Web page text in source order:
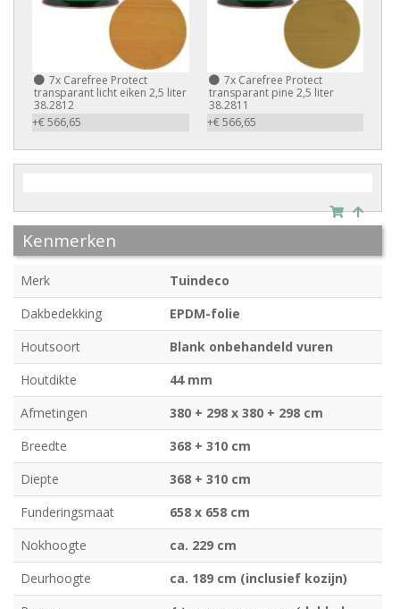
7x Carefree Protect
transparant licht eiken 2,5 liter
38.2812
+€ 566,65
7xCarefree Protect
transparant pine 2,5 liter
38.2811
+€ 566,65
Kenmerken
Merk
Tuindeco
Dakbedekking
EPDM-folie
Houtsoort
Blank onbehandeld vuren
Houtdikte
44 mm
Afmetingen
380 + 298 x 380 + 298 cm
Breedte
368 + 310 cm
Diepte
368 + 310 cm
Funderingsmaat
658 x 658 cm
Nokhoogte
ca. 229 cm
Deurhoogte
ca. 189 cm (inclusief kozijn)